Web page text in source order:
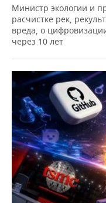
Министр экологии и
расчистке рек,
вреда, о
через 10 лет